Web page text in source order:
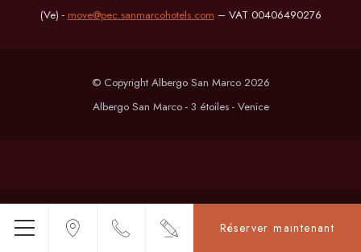
Menu
Réserver maintenant
(Ve) - move@pec.sanmarcohotels.com – VAT 00406490276
© Copyright Albergo San Marco 2026
Albergo San Marco - 3 étoiles - Venice